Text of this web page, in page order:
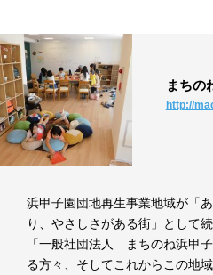
まちの
http://
浜甲子園団地再生事業地域が「
り、やさしさがある街」として
「一般社団法人 まちのね浜甲
る方々、そしてこれからこの地